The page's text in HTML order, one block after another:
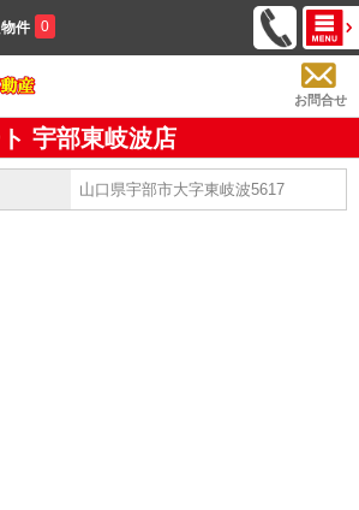
件 0
お問合せ
宇部東岐波店
山口県宇部市大字東岐波5617